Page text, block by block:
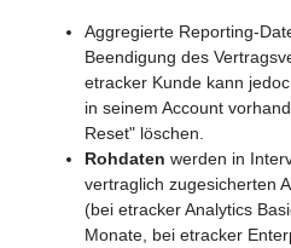
Aggregierte Reporting-
Beendigung des
etracker Kunde kann
in seinem Account
Reset" löschen.
Rohdaten werden in
vertraglich zugesicherten
(bei etracker Analytics
Monate, bei etracker